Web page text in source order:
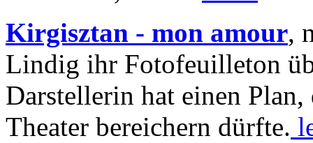
Kirgisztan - mon amour,
Lindig ihr Fotofeuilleton
Darstellerin hat einen Plan,
Theater bereichern dürfte.